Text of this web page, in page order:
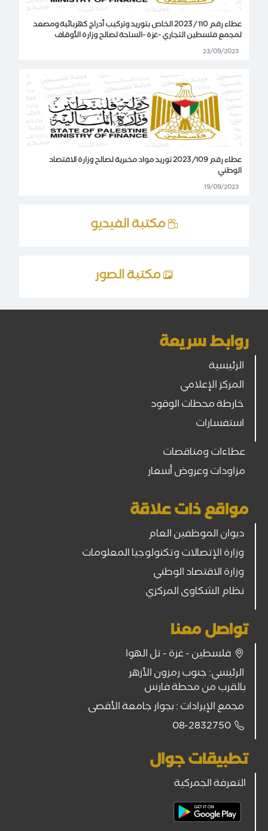
عطاء رقم 110 / 2023 الخاص بتوريد وتركيب أدراج كهربائية ومصعد
لمجمع فلسطين التجاري -غزة -الساحة لصالح وزارة الأوقاف
23/09/2023
عطاء رقم 109/ 2023 توريد مواد مخبرية لصالح وزارة الاقتصاد
الوطني
19/09/2023
مكتبة الفيديو
مكتبة الصور
روابط سريعة
الرئيسية
المركز الإعلامي
خارطة محطات الوقود
استفسارات
عطاءات ومناقصات
مزاودات وعروض أسعار
مواقع ذات علاقة
ديوان الموظفين العام
وزارة الإتصالات وتكنولوجيا المعلومات
وزارة الاقتصاد الوطني
نظام الشكاوى المركزي
تواصل معنا
فلسطين - غزة - تل الهوا
الرئيسي: جنوب رمزون الأزهر
بالقرب من محطة فارس
مجمع الإيرادات : بجوار جامعة الأقصى
08-2832750
تطبيقات جوال
التعرفة الجمركية